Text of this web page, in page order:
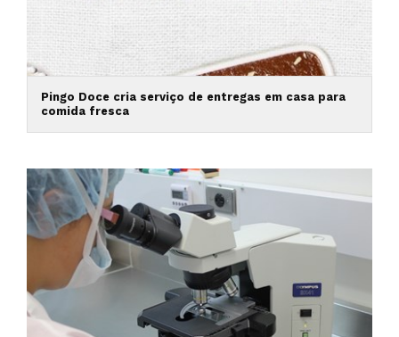
Pingo Doce cria serviço de entregas em casa para
comida fresca